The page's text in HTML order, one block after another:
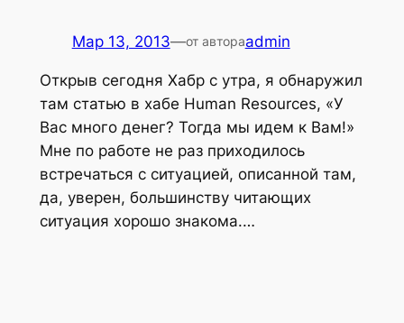
Мар 13, 2013—от автораadmin
Открыв сегодня Хабр с утра, я обнаружил
там статью в хабе Human Resources, «У
Вас много денег? Тогда мы идем к Вам!»
Мне по работе не раз приходилось
встречаться с ситуацией, описанной там,
да, уверен, большинству читающих
ситуация хорошо знакома.…